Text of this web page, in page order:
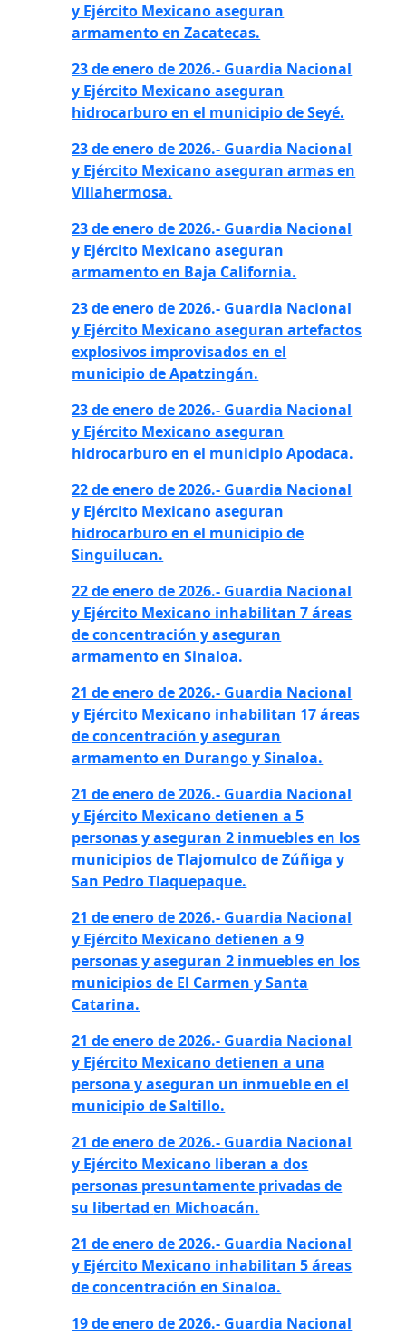
y Ejército Mexicano aseguran
armamento en Zacatecas.
23 de enero de 2026.- Guardia Nacional
y Ejército Mexicano aseguran
hidrocarburo en el municipio de Seyé.
23 de enero de 2026.- Guardia Nacional
y Ejército Mexicano aseguran armas en
Villahermosa.
23 de enero de 2026.- Guardia Nacional
y Ejército Mexicano aseguran
armamento en Baja California.
23 de enero de 2026.- Guardia Nacional
y Ejército Mexicano aseguran artefactos
explosivos improvisados en el
municipio de Apatzingán.
23 de enero de 2026.- Guardia Nacional
y Ejército Mexicano aseguran
hidrocarburo en el municipio Apodaca.
22 de enero de 2026.- Guardia Nacional
y Ejército Mexicano aseguran
hidrocarburo en el municipio de
Singuilucan.
22 de enero de 2026.- Guardia Nacional
y Ejército Mexicano inhabilitan 7 áreas
de concentración y aseguran
armamento en Sinaloa.
21 de enero de 2026.- Guardia Nacional
y Ejército Mexicano inhabilitan 17 áreas
de concentración y aseguran
armamento en Durango y Sinaloa.
21 de enero de 2026.- Guardia Nacional
y Ejército Mexicano detienen a 5
personas y aseguran 2 inmuebles en los
municipios de Tlajomulco de Zúñiga y
San Pedro Tlaquepaque.
21 de enero de 2026.- Guardia Nacional
y Ejército Mexicano detienen a 9
personas y aseguran 2 inmuebles en los
municipios de El Carmen y Santa
Catarina.
21 de enero de 2026.- Guardia Nacional
y Ejército Mexicano detienen a una
persona y aseguran un inmueble en el
municipio de Saltillo.
21 de enero de 2026.- Guardia Nacional
y Ejército Mexicano liberan a dos
personas presuntamente privadas de
su libertaden Michoacán.
21 de enero de 2026.- Guardia Nacional
y Ejército Mexicano inhabilitan 5 áreas
de concentración en Sinaloa.
19 de enero de 2026.- Guardia Nacional